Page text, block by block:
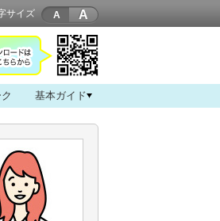
サイズ A
基本ガイド